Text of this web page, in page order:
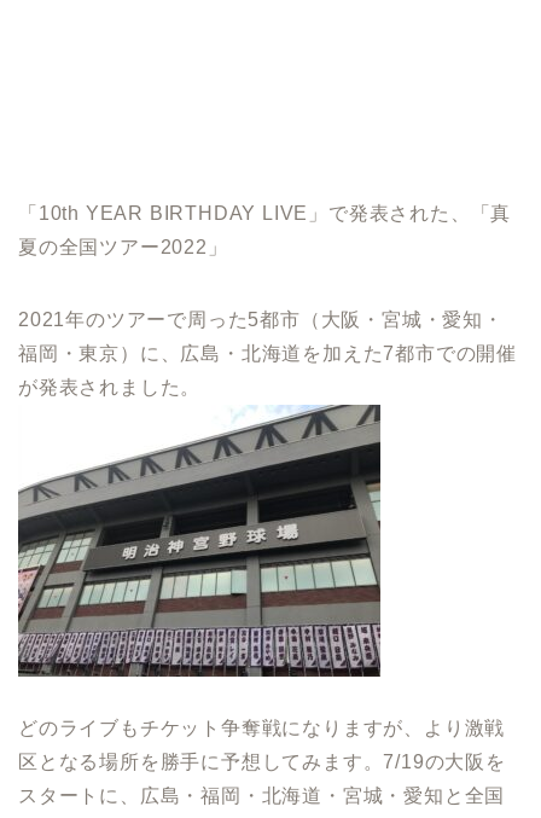
「10th YEAR BIRTHDAY LIVE」で発表された、「真
夏の全国ツアー2022」
2021年のツアーで周った5都市（大阪・宮城・愛知・
福岡・東京）に、広島・北海道を加えた7都市での開催
が発表されました。
どのライブもチケット争奪戦になりますが、より激戦
区となる場所を勝手に予想してみます。7/19の大阪を
スタートに、広島・福岡・北海道・宮城・愛知と全国